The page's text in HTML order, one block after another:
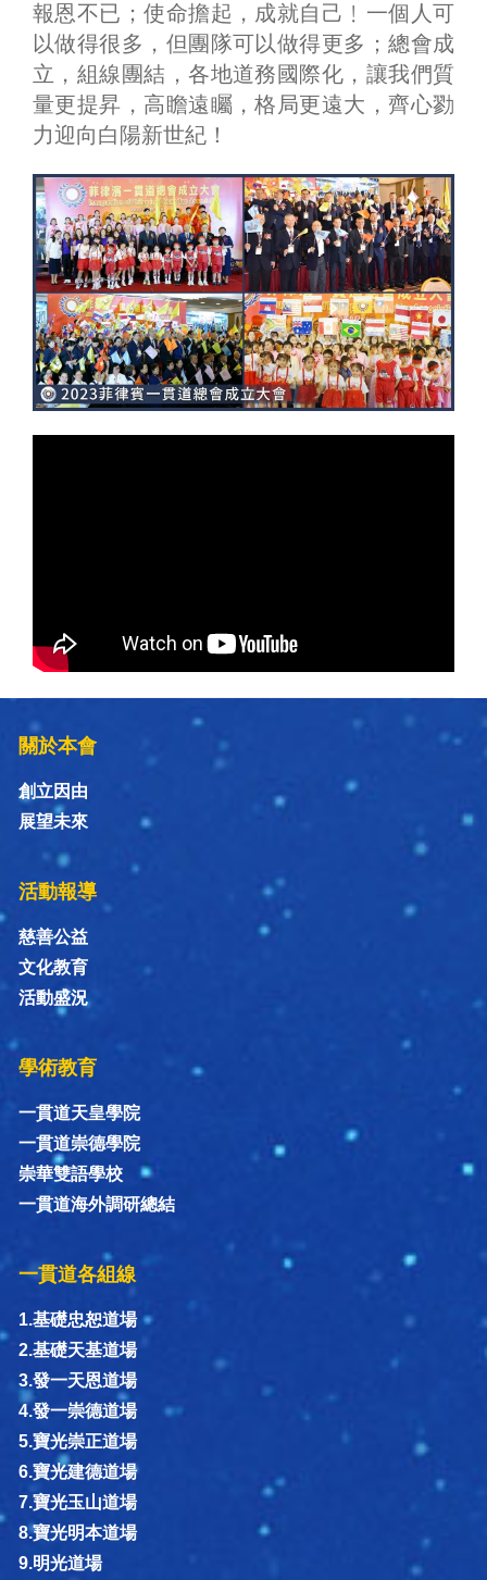
報恩不已；使命擔起，成就自己﹗一個人可
以做得很多，但團隊可以做得更多；總會成
立，組線團結，各地道務國際化，讓我們質
量更提昇，高瞻遠矚，格局更遠大，齊心勠
力迎向白陽新世紀！
關於本會
創立因由
展望未來
活動報導
慈善公益
文化教育
活動盛況
學術教育
一貫道天皇學院
一貫道崇德學院
崇華雙語學校
一貫道海外調研總結
一貫道各組線
1.基礎忠恕道場
2.基礎天基道場
3.發一天恩道場
4.發一崇德道場
5.寶光崇正道場
6.寶光建德道場
7.寶光玉山道場
8.寶光明本道場
9.明光道場